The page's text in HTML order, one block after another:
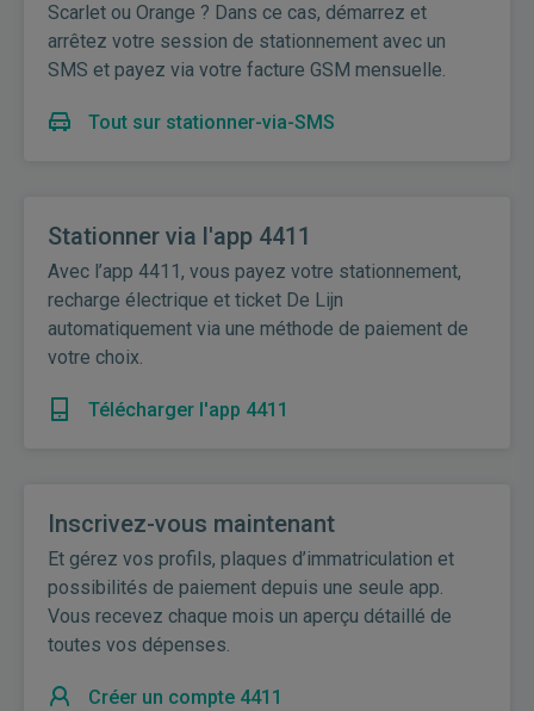
Scarlet ou Orange ? Dans ce cas, démarrez et
arrêtez votre session de stationnement avec un
SMS et payez via votre facture GSM mensuelle.
Tout sur stationner-via-SMS
Stationner via l'app 4411
Avec l’app 4411, vous payez votre stationnement,
recharge électrique et ticket De Lijn
automatiquement via une méthode de paiement de
votre choix.
Télécharger l'app 4411
Inscrivez-vous maintenant
Et gérez vos profils, plaques d’immatriculation et
possibilités de paiement depuis une seule app.
Vous recevez chaque mois un aperçu détaillé de
toutes vos dépenses.
Créer un compte 4411